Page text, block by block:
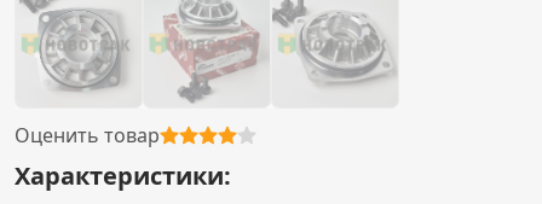
Оценить товар
Характеристики: